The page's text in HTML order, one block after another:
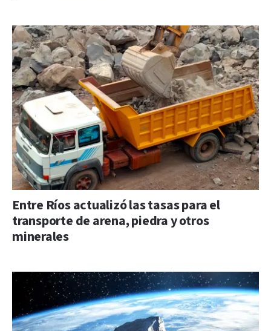
Entre Ríos actualizó las tasas para el
transporte de arena, piedra y otros
minerales